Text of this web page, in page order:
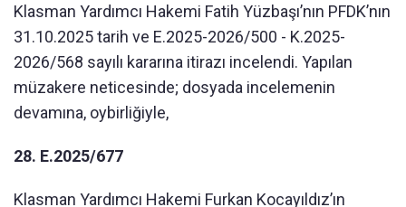
Klasman Yardımcı Hakemi Fatih Yüzbaşı’nın PFDK’nın
31.10.2025 tarih ve E.2025-2026/500 - K.2025-
2026/568 sayılı kararına itirazı incelendi. Yapılan
müzakere neticesinde; dosyada incelemenin
devamına, oybirliğiyle,
28. E.2025/677
Klasman Yardımcı Hakemi Furkan Kocayıldız’ın